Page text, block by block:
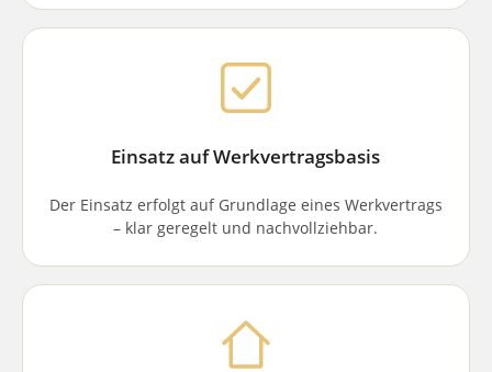
Einsatz auf Werkvertragsbasis
Der Einsatz erfolgt auf Grundlage eines Werkvertrags
– klar geregelt und nachvollziehbar.